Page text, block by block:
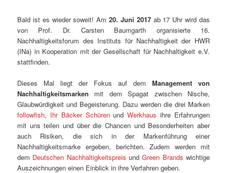
Bald ist es wieder soweit! Am20. Juni 2017ab 17 Uhr wird das
von Prof. Dr. Carsten Baumgarth organisierte 16.
Nachhaltigkeitsforum des Instituts für Nachhaltigkeit der HWR
(INa) in Kooperation mit der Gesellschaft für Nachhaltigkeit e.V.
stattfinden.
Dieses Mal liegt der Fokus auf dem Management von
Nachhaltigkeitsmarken mit dem Spagat zwischen Nische,
Glaubwürdigkeit und Begeisterung. Dazu werden die drei Marken
followfish, Ihr Bäcker SchürenundWerkhaus ihre Erfahrungen
mit uns teilen und über die Chancen und Besonderheiten aber
auch Risiken, die sich in der Markenführung einer
Nachhaltigkeitsmarke ergeben, berichten. Zudem werden mit
dem Deutschen Nachhaltigkeitspreis undGreen Brands wichtige
Auszeichnungen einen Einblick in ihre Verfahren geben.